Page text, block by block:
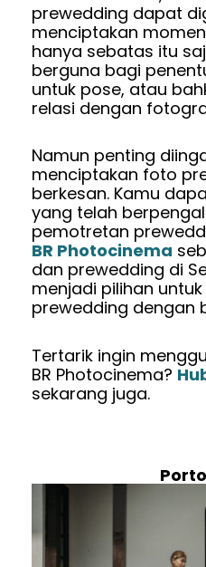
prewedding dapat
menciptakan
hanya sebatas itu
berguna bagi
untuk pose, atau
relasi dengan
Namun penting
menciptakan foto
berkesan. Kamu
yang telah
pemotretan
BR Photocinema
dan prewedding di
menjadi pilihan
prewedding dengan
Tertarik ingin
BR Photocinema?
sekarang juga.